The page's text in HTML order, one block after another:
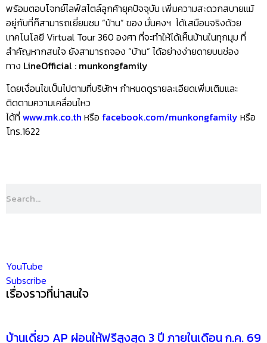
พร้อมตอบโจทย์ไลฟ์สไตล์ลูกค้ายุคปัจจุบัน เพิ่มความสะดวกสบายแม้
อยู่กับที่ก็สามารถเยี่ยมชม “บ้าน” ของ มั่นคงฯ ได้เสมือนจริงด้วย
เทคโนโลยี Virtual Tour 360 องศา ที่จะทำให้ได้เห็นบ้านในทุกมุม ที่
สำคัญหากสนใจ ยังสามารถจอง “บ้าน” ได้อย่างง่ายดายบนช่อง
ทาง LineOfficial : munkongfamily
โดยเงื่อนไขเป็นไปตามที่บริษัทฯ กำหนดดูรายละเอียดเพิ่มเติมและ
ติดตามความเคลื่อนไหว
ได้ที่ www.mk.co.th หรือ facebook.com/munkongfamily หรือ
โทร.1622
YouTube
Subscribe
เรื่องราวที่น่าสนใจ
บ้านเดี่ยว AP ผ่อนให้ฟรีสูงสุด 3 ปี ภายในเดือน ก.ค. 69